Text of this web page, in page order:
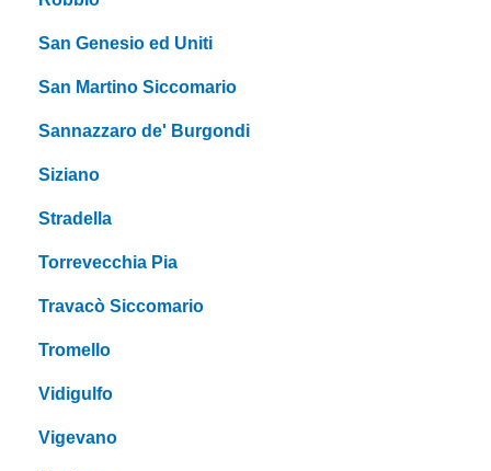
San Genesio ed Uniti
San Martino Siccomario
Sannazzaro de' Burgondi
Siziano
Stradella
Torrevecchia Pia
Travacò Siccomario
Tromello
Vidigulfo
Vigevano